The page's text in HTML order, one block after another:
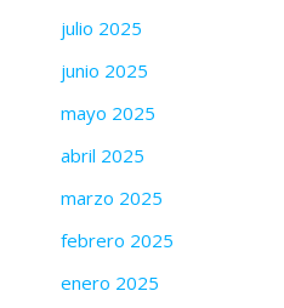
julio 2025
junio 2025
mayo 2025
abril 2025
marzo 2025
febrero 2025
enero 2025